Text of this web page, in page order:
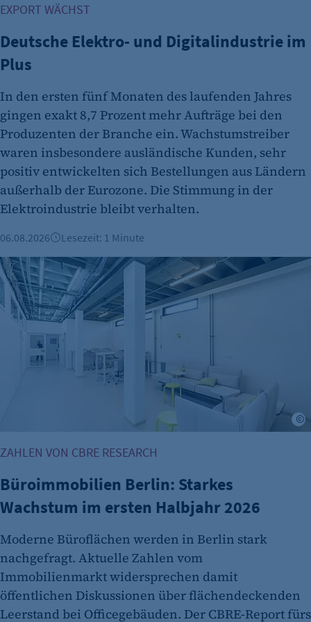
Tracking Opt-In ausgespielt wird. Wird auch
für ein eventuelles Opt-Out verwendet.
fe_typo_user
Name:
fe_typo_user
Anbieter:
CMS TYPO3
Zweck:
Session-Cookie für die Verwaltung von
oder Formularen). Wird auch bei Caching zur
Identifizierung verwendet.
Cookie Laufzeit:
Session
Cookie Consent
Einverständnis-Optionen des Benutzers
Cookie Laufzeit:
EXPORT WÄCHST
Deutsche Elektro- und Digitalindustrie im
Plus
In den ersten fünf Monaten des laufenden Jahres
gingen exakt 8,7 Prozent mehr Aufträge bei den
Produzenten der Branche ein. Wachstumstreiber
waren insbesondere ausländische Kunden, sehr
positiv entwickelten sich Bestellungen aus Ländern
außerhalb der Eurozone. Die Stimmung in der
Elektroindustrie bleibt verhalten.
06.08.2026 Lesezeit: 1 Minute
Büroimmobilien Berlin: Starkes Wachstum im ersten
ZAHLEN VON CBRE RESEARCH
Büroimmobilien Berlin: Starkes
Wachstum im ersten Halbjahr 2026
Moderne Büroflächen werden in Berlin stark
nachgefragt. Aktuelle Zahlen vom
Immobilienmarkt widersprechen damit
öffentlichen Diskussionen über flächendeckenden
Leerstand bei Officegebäuden. Der CBRE-Report fürs